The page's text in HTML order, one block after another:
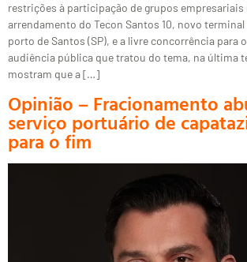
restrições à participação de grupos empresariais
arrendamento do Tecon Santos 10, novo
porto de Santos (SP), e a livre concorrência para
audiência pública que tratou do tema, na última
mostram que a […]
Opinião – Fracionamento
serviço portuário de
para o fim